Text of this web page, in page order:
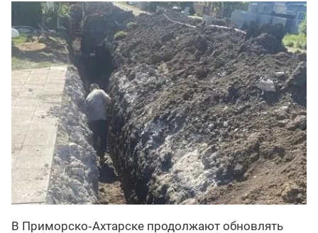
В Приморско‑Ахтарске продолжают обновлять